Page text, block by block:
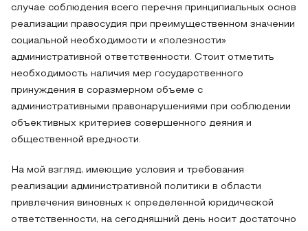
случае соблюдения всего перечня принципиальных основ
реализации правосудия при преимущественном значении
социальной необходимости и «полезности»
административной ответственности. Стоит отметить
необходимость наличия мер государственного
принуждения в соразмерном объеме с
административными правонарушениями при соблюдении
объективных критериев совершенного деяния и
общественной вредности.
На мой взгляд, имеющие условия и требования
реализации административной политики в области
привлечения виновных к определенной юридической
ответственности, на сегодняшний день носит достаточно